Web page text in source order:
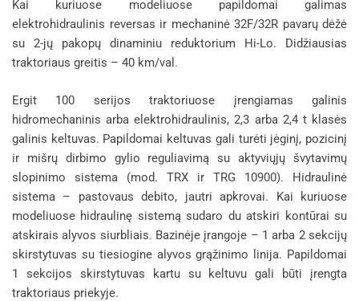
Kai kuriuose modeliuose papildomai galimas
elektrohidraulinis reversas ir mechaninė 32F/32R pavarų dėžė
su 2-jų pakopų dinaminiu reduktorium Hi-Lo. Didžiausias
traktoriaus greitis – 40 km/val.
Ergit 100 serijos traktoriuose įrengiamas galinis
hidromechaninis arba elektrohidraulinis, 2,3 arba 2,4 t klasės
galinis keltuvas. Papildomai keltuvas gali turėti jėginį, pozicinį
ir mišrų dirbimo gylio reguliavimą su aktyviųjų švytavimų
slopinimo sistema (mod. TRX ir TRG 10900). Hidraulinė
sistema – pastovaus debito, jautri apkrovai. Kai kuriuose
modeliuose hidraulinę sistemą sudaro du atskiri kontūrai su
atskirais alyvos siurbliais. Bazinėje įrangoje – 1 arba 2 sekcijų
skirstytuvas su tiesiogine alyvos grąžinimo linija. Papildomai
1 sekcijos skirstytuvas kartu su keltuvu gali būti įrengta
traktoriaus priekyje.